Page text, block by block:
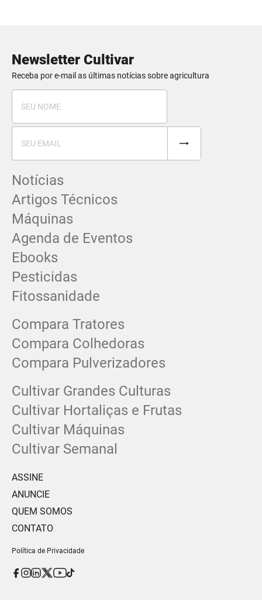
Newsletter Cultivar
Receba por e-mail as últimas notícias sobre agricultura
Notícias
Artigos Técnicos
Máquinas
Agenda de Eventos
Ebooks
Pesticidas
Fitossanidade
Compara Tratores
Compara Colhedoras
Compara Pulverizadores
Cultivar Grandes Culturas
Cultivar Hortaliças e Frutas
Cultivar Máquinas
Cultivar Semanal
ASSINE
ANUNCIE
QUEM SOMOS
CONTATO
Política de Privacidade